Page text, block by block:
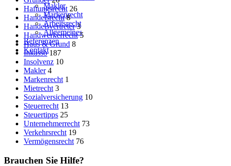
Makler
Markenrecht
Arbeitsrecht
Allgemeines
Referenzen
Kontakt
Haftungsrecht 26
Handelsrecht 8
Handelsvertreter 3
Handwerkerrecht 5
Haus & Grund 8
Inkasso 187
Insolvenz 10
Makler 4
Markenrecht 1
Mietrecht 3
Sozialversicherung 10
Steuerrecht 13
Steuertipps 25
Unternehmerrecht 73
Verkehrsrecht 19
Vermögensrecht 76
Brauchen Sie Hilfe?